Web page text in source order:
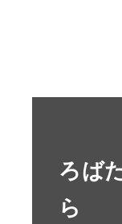
ろば
ら